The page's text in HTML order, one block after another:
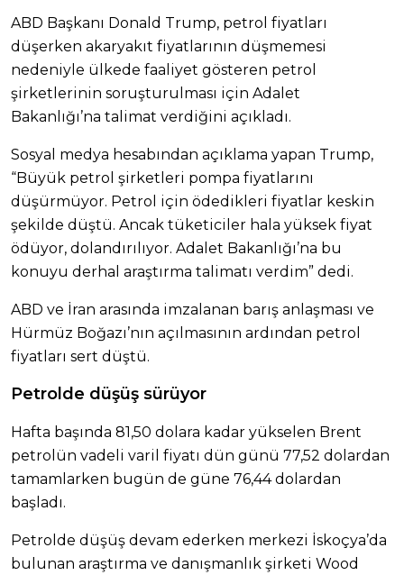
ABD Başkanı Donald Trump, petrol fiyatları
düşerken akaryakıt fiyatlarının düşmemesi
nedeniyle ülkede faaliyet gösteren petrol
şirketlerinin soruşturulması için Adalet
Bakanlığı’na talimat verdiğini açıkladı.
Sosyal medya hesabından açıklama yapan Trump,
“Büyük petrol şirketleri pompa fiyatlarını
düşürmüyor. Petrol için ödedikleri fiyatlar keskin
şekilde düştü. Ancak tüketiciler hala yüksek fiyat
ödüyor, dolandırılıyor. Adalet Bakanlığı’na bu
konuyu derhal araştırma talimatı verdim” dedi.
ABD ve İran arasında imzalanan barış anlaşması ve
Hürmüz Boğazı’nın açılmasının ardından petrol
fiyatları sert düştü.
Petrolde düşüş sürüyor
Hafta başında 81,50 dolara kadar yükselen Brent
petrolün vadeli varil fiyatı dün günü 77,52 dolardan
tamamlarken bugün de güne 76,44 dolardan
başladı.
Petrolde düşüş devam ederken merkezi İskoçya’da
bulunan araştırma ve danışmanlık şirketi Wood